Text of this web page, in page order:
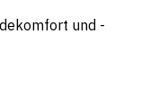
und -